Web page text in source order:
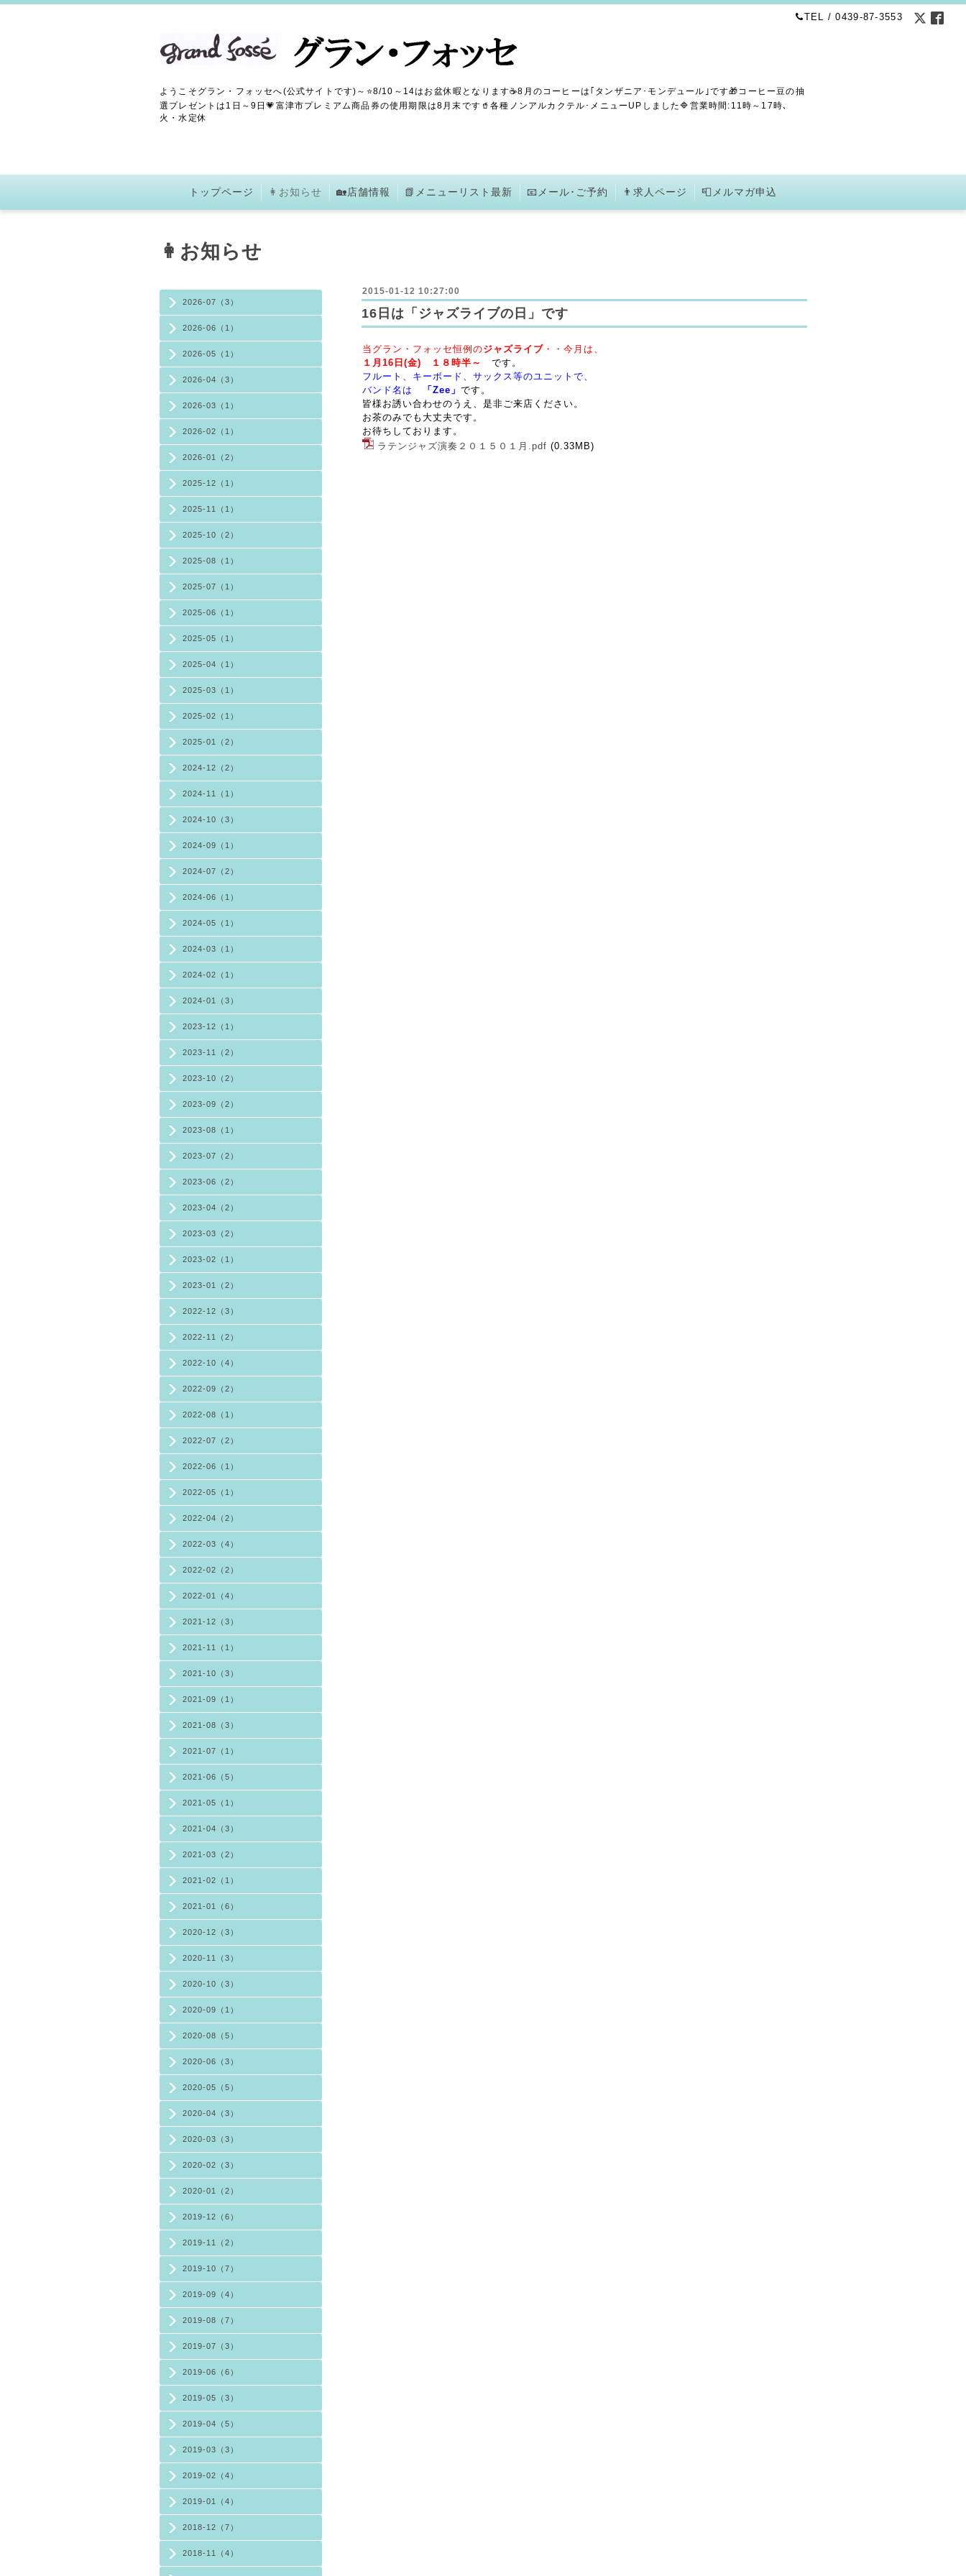
TEL / 0439-87-3553
ようこそグラン・フォッセへ(公式サイトです)～⭐8/10～14はお盆休暇となります☕8月のコーヒーは｢タンザニア･モンデュール｣です🎁コーヒー豆の抽
選プレゼントは1日～9日💗富津市プレミアム商品券の使用期限は8月末です🥤各種ノンアルカクテル･メニューUPしました🔷営業時間:11時～17時､
火・水定休
トップページ 👩お知らせ 🏡店舗情報 📗メニューリスト最新 📧メール･ご予約 👨求人ページ 📮メルマガ申込
2026-07（3）
2026-06（1）
2026-05（1）
2026-04（3）
2026-03（1）
2026-02（1）
2026-01（2）
2025-12（1）
2025-11（1）
2025-10（2）
2025-08（1）
2025-07（1）
2025-06（1）
2025-05（1）
2025-04（1）
2025-03（1）
2025-02（1）
2025-01（2）
2024-12（2）
2024-11（1）
2024-10（3）
2024-09（1）
2024-07（2）
2024-06（1）
2024-05（1）
2024-03（1）
2024-02（1）
2024-01（3）
2023-12（1）
2023-11（2）
2023-10（2）
2023-09（2）
2023-08（1）
2023-07（2）
2023-06（2）
2023-04（2）
2023-03（2）
2023-02（1）
2023-01（2）
2022-12（3）
2022-11（2）
2022-10（4）
2022-09（2）
2022-08（1）
2022-07（2）
2022-06（1）
2022-05（1）
2022-04（2）
2022-03（4）
2022-02（2）
2022-01（4）
2021-12（3）
2021-11（1）
2021-10（3）
2021-09（1）
2021-08（3）
2021-07（1）
2021-06（5）
2021-05（1）
2021-04（3）
2021-03（2）
2021-02（1）
2021-01（6）
2020-12（3）
2020-11（3）
2020-10（3）
2020-09（1）
2020-08（5）
2020-06（3）
2020-05（5）
2020-04（3）
2020-03（3）
2020-02（3）
2020-01（2）
2019-12（6）
2019-11（2）
2019-10（7）
2019-09（4）
2019-08（7）
2019-07（3）
2019-06（6）
2019-05（3）
2019-04（5）
2019-03（3）
2019-02（4）
2019-01（4）
2018-12（7）
2018-11（4）
👩お知らせ
2015-01-12 10:27:00
16日は「ジャズライブの日」です
当グラン・フォッセ恒例のジャズライブ ・・今月は、
１月16日(金) １８時半～
です。
フルート、キーボード、サックス等のユニットで、
バンド名は
「Zee」 です。
皆様お誘い合わせのうえ、是非ご来店ください。
お茶のみでも大丈夫です。
お待ちしております。
ラテンジャズ演奏２０１５０１月.pdf (0.33MB)